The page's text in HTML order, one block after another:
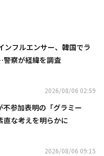
ンフルエンサー、韓国でラ
察が経緯を調査
2026/08/06 02:59
参加表明の「グラミー
な考えを明らかに
2026/08/06 09:15